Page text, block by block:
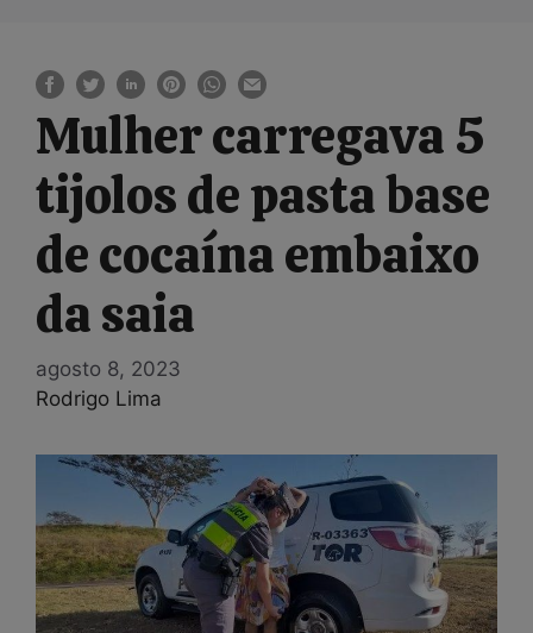
Mulher carregava 5
tijolos de pasta base
de cocaína embaixo
da saia
agosto 8, 2023
Rodrigo Lima